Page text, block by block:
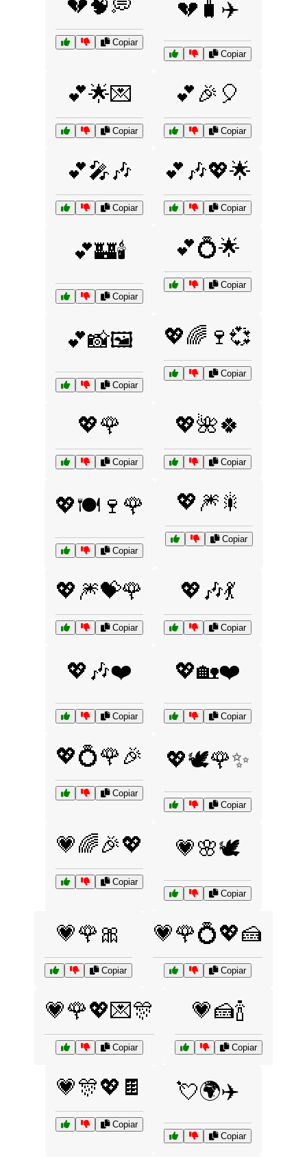
💔🧠💭
Copiar
💔🧳✈️
Copiar
💕🌟💌
Copiar
💕🎉🎈
Copiar
💕🎤🎶
Copiar
💕🎶💖🌟
Copiar
💕🏰🕯️
Copiar
💕💍🌟
Copiar
💕📸🖼️
Copiar
💖🌈🍷💞
Copiar
💖🌹
Copiar
💖🌺🍀
Copiar
💖🍽️🍷🌹
Copiar
💖🎆🎇
Copiar
💖🎆💝🌹
Copiar
💖🎶💃
Copiar
💖🎶❤️
Copiar
💖🏡❤️
Copiar
💖💍🌹🎉
Copiar
💖🕊️🌹✨
Copiar
💗🌈🎉💖
Copiar
💗🌸🕊️
Copiar
💗🌹🎀
Copiar
💗🌹💍💖🍰
Copiar
💗🌹💖💌🎊
Copiar
💗🍰🍾
Copiar
💗🎊💖🍫
Copiar
💘🌍✈️
Copiar